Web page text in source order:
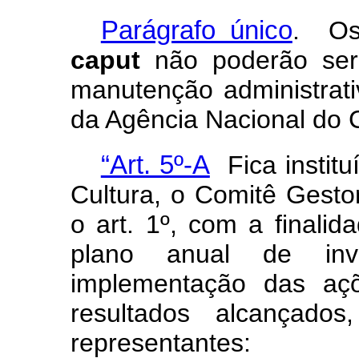
Parágrafo único. Os
caput não poderão
manutenção
da Agência Nacional do
“Art. 5º-AFica
Cultura, o Comitê
o art. 1º, com a
plano anual de
implementação das
resultados
representantes: